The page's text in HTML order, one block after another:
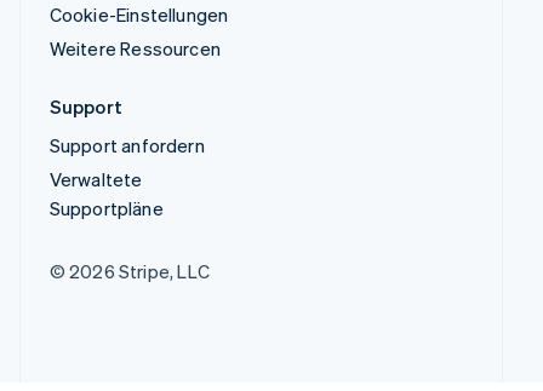
Cookie-Einstellungen
Weitere Ressourcen
Support
Support anfordern
Verwaltete
Supportpläne
© 2026 Stripe, LLC